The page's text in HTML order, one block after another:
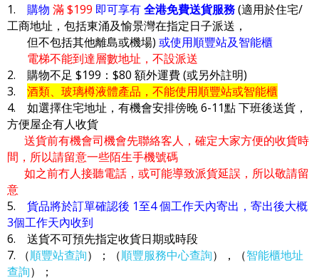
1. 購物 滿 $199 即可享有全港免費送貨服務(適用於住宅/
工商地址，包括東涌及愉景灣在指定日子派送，
但不包括其他離島或機場) 或使用順豐站及智能櫃
電梯不能到達層數地址，不設派送
2. 購物不足 $199：$80 額外運費 (或另外註明)
3. 酒類、玻璃樽液體產品，不能使用順豐站或智能櫃
4. 如選擇住宅地址，有機會安排傍晚 6-11點 下班後送貨，
方便屋企有人收貨
送貨前有機會司機會先聯絡客人，確定大家方便的收貨時
間，所以請留意一些陌生手機號碼
如之前冇人接聽電話，或可能導致派貨延誤，所以敬請留
意
5. 貨品將於訂單確認後 1至4 個工作天內寄出，寄出後大概
3個工作天內收到
6. 送貨不可預先指定收貨日期或時段
7. （順豐站查詢）；（順豐服務中心查詢），（智能櫃地址
查詢）；